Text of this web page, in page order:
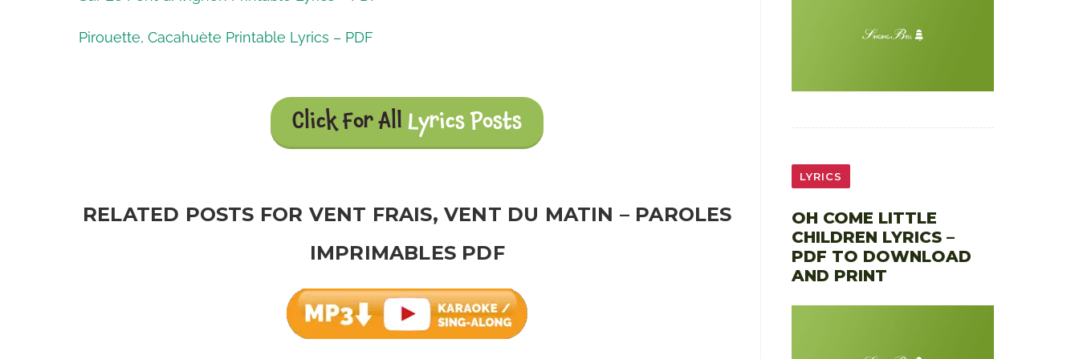
Pirouette, Cacahuète Printable Lyrics – PDF
Click For All Lyrics Posts
RELATED POSTS FOR VENT FRAIS, VENT DU MATIN – PAROLES
IMPRIMABLES PDF
LYRICS
OH COME LITTLE
CHILDREN LYRICS –
PDF TO DOWNLOAD
AND PRINT